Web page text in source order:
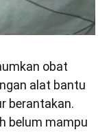
obat
alat bantu
berantakan.
belum mampu